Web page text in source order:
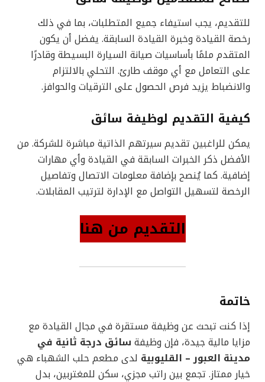
للتقديم، يجب استيفاء جميع المتطلبات، بما في ذلك
رخصة القيادة وخبرة القيادة السابقة. يفضل أن يكون
المتقدم ملمًا بأساسيات صيانة السيارة البسيطة وقادرًا
على التعامل مع أي موقف طارئ. التحلي بالالتزام
والانضباط يزيد فرص الحصول على الترقيات والحوافز.
كيفية التقديم لوظيفة سائق
يمكن للراغبين تقديم سيرتهم الذاتية مباشرة للشركة. من
الأفضل ذكر الخبرات السابقة في القيادة وأي مهارات
إضافية. كما يُنصح بإضافة معلومات الاتصال وتفاصيل
الرخصة لتسهيل التواصل مع الإدارة لترتيب المقابلات.
التقديم من هنا
خاتمة
إذا كنت تبحث عن وظيفة مستقرة في مجال القيادة مع
مزايا مالية جيدة، فإن وظيفة سائق درجة ثانية في
مدينة العبور – القليوبية لدى مطعم حلب الشهباء هي
خيار ممتاز. تجمع بين راتب مجزي، سكن للمغتربين، بدل